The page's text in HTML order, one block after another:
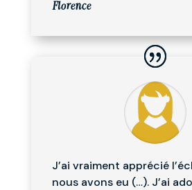
Florence
J’ai vraiment apprécié
nous avons eu (…). J’ai